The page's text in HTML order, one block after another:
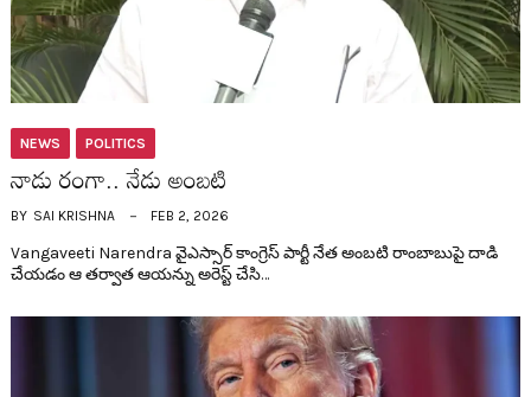
NEWS POLITICS
నాడు రంగా.. నేడు అంబ‌టి
BY SAI KRISHNA FEB 2, 2026
Vangaveeti Narendra వైఎస్సార్ కాంగ్రెస్ పార్టీ నేత అంబ‌టి రాంబాబుపై దాడి
చేయడం ఆ త‌ర్వాత ఆయ‌న్ను అరెస్ట్ చేసి…